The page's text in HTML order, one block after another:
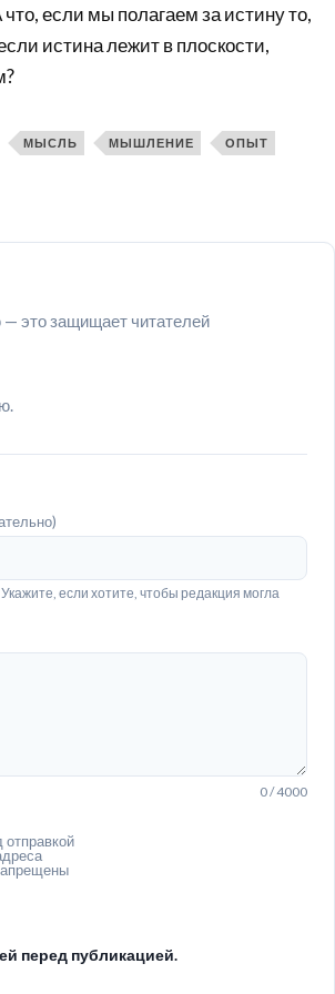
если мы полагаем за истину то,
истина лежит в плоскости,
МЫСЛЬ МЫШЛЕНИЕ ОПЫТ
это защищает читателей
если хотите, чтобы редакция могла
0 / 4000
перед публикацией.